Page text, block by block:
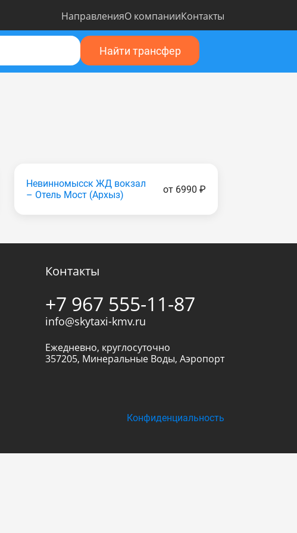
НаправленияО компанииКонтакты
Найти трансфер
Невинномысск ЖД вокзал
– Отель Мост (Apxыз)
от 6990 ₽
Контакты
+7 967 555-11-87
info@skytaxi-kmv.ru
Ежедневно, круглосуточно
357205, Минеральные Воды, Аэропорт
Конфиденциальность